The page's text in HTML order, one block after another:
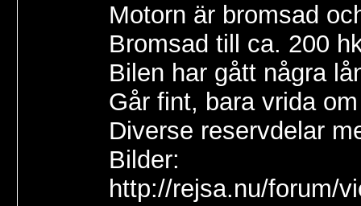
Motorn är bromsad
Bromsad till ca. 200
Bilen har gått några
Går fint, bara vrida
Diverse reservdelar
Bilder:
http://rejsa.nu/forum/